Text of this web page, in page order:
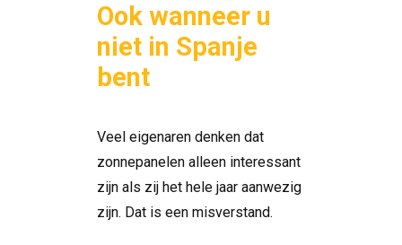
Ook wanneer u
niet in Spanje
bent
Veel eigenaren denken dat
zonnepanelen alleen interessant
zijn als zij het hele jaar aanwezig
zijn. Dat is een misverstand.